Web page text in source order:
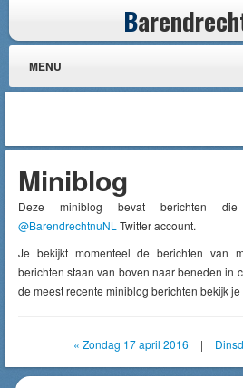
B
MENU
Miniblog
Deze miniblog bevat berichten
@BarendrechtnuNL Twitter account.
Je bekijkt momenteel de berichten van
berichten staan van boven naar beneden in
de meest recente miniblog berichten bekijk je
« Zondag 17 april 2016 |